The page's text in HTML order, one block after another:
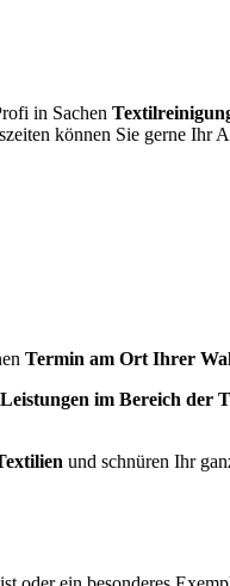
in Sachen
können Sie gerne
Termin am Ort Ihrer
Leistungen im Bereich der
und schnüren Ihr